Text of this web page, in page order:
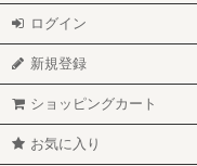
ログイン
新規登録
ショッピングカート
お気に入り